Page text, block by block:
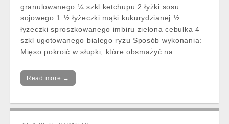
granulowanego ¼ szkl ketchupu 2 łyżki sosu
sojowego 1 ½ łyżeczki mąki kukurydzianej ½
łyżeczki sproszkowanego imbiru zielona cebulka 4
szkl ugotowanego białego ryżu Sposób wykonania:
Mięso pokroić w słupki, które obsmażyć na…
Read more →